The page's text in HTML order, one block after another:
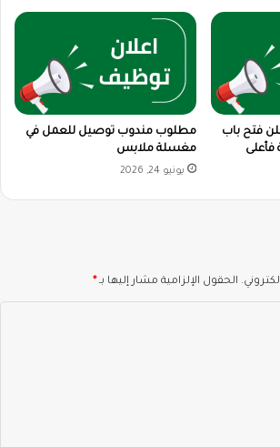
فتح باب
فأعلى
مطلوب مندوب توصيل للعمل في
مغسلة ملابس
يونيو 24, 2026
الحقول الإلزامية مشار إليها بـ*